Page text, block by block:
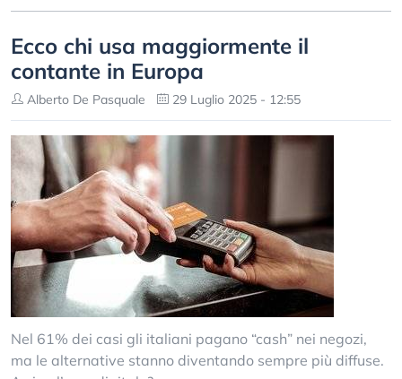
Ecco chi usa maggiormente il
contante in Europa
Alberto De Pasquale 29 Luglio 2025 - 12:55
Nel 61% dei casi gli italiani pagano “cash” nei negozi,
ma le alternative stanno diventando sempre più diffuse.